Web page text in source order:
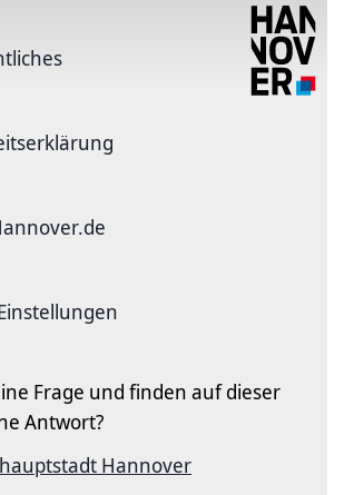
Frage und finden auf dieser
Antwort?
Hannover